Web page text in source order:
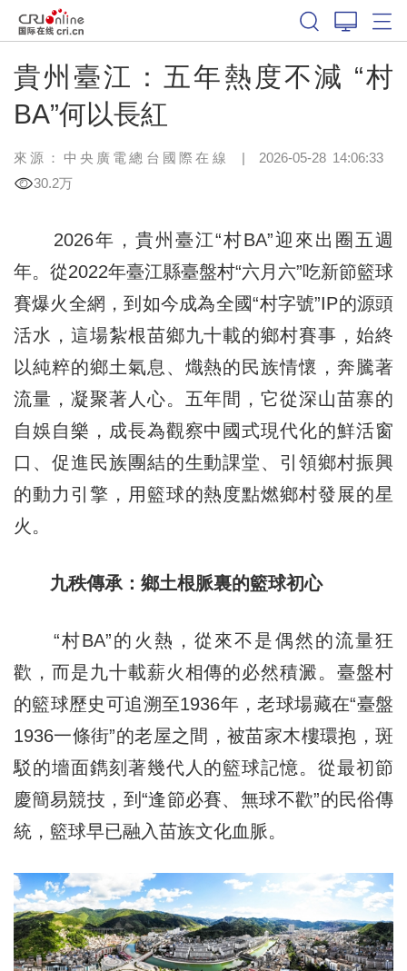
貴州臺江：五年熱度不減 “村
BA”何以長紅
來源：中央廣電總台國際在線 | 2026-05-28 14:06:33
30.2万
2026年，貴州臺江“村BA”迎來出圈五週
年。從2022年臺江縣臺盤村“六月六”吃新節籃球
賽爆火全網，到如今成為全國“村字號”IP的源頭
活水，這場紮根苗鄉九十載的鄉村賽事，始終
以純粹的鄉土氣息、熾熱的民族情懷，奔騰著
流量，凝聚著人心。五年間，它從深山苗寨的
自娛自樂，成長為觀察中國式現代化的鮮活窗
口、促進民族團結的生動課堂、引領鄉村振興
的動力引擎，用籃球的熱度點燃鄉村發展的星
火。
九秩傳承：鄉土根脈裏的籃球初心
“村BA”的火熱，從來不是偶然的流量狂
歡，而是九十載薪火相傳的必然積澱。臺盤村
的籃球歷史可追溯至1936年，老球場藏在“臺盤
1936一條街”的老屋之間，被苗家木樓環抱，斑
駁的墻面鐫刻著幾代人的籃球記憶。從最初節
慶簡易競技，到“逢節必賽、無球不歡”的民俗傳
統，籃球早已融入苗族文化血脈。